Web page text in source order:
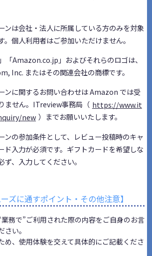
ンは会社・法人に所属している方のみを対象
。個人利用者はご参加いただけません。
「Amazon.co.jp」およびそれらのロゴは、
Inc. またはその関連会社の商標です。
ンに関するお問い合わせは Amazon では受
ません。ITreview事務局（ https://www.it
new ）までお願いいたします。
ンの参加条件として、レビュー投稿時のキャ
ド入力が必須です。ギフトカードを希望しな
ず、入力してください。
ーズに通すポイント・その他注意】
業務で”ご利用された際の内容をご自身のお言
さい。
め、使用体験を交えて具体的にご記載くださ